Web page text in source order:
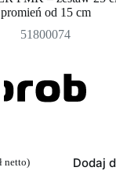
promień od 15 cm
51800074
netto) Dodaj